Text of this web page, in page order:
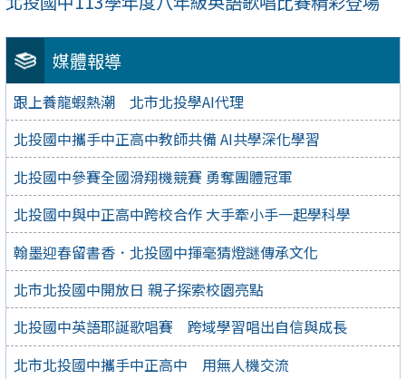
媒體報導
跟上養龍蝦熱潮 北市北投學AI代理
北投國中攜手中正高中教師共備 AI共學深化學習
北投國中參賽全國滑翔機競賽 勇奪團體冠軍
北投國中與中正高中跨校合作 大手牽小手一起學科學
翰墨迎春留書香．北投國中揮毫猜燈謎傳承文化
北市北投國中開放日 親子探索校園亮點
北投國中英語耶誕歌唱賽 跨域學習唱出自信與成長
北市北投國中攜手中正高中 用無人機交流